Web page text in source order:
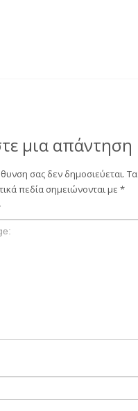
μια απάντηση
σας δεν δημοσιεύεται. Τα
πεδία σημειώνονται με *